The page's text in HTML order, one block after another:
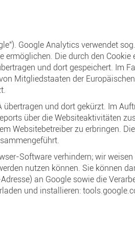
Google Analytics verwendet
Die durch den
und dort gespeichert. Im
Mitgliedstaaten der
und dort gekürzt. Im
über die Websiteaktivitäten
Websitebetreiber zu erbringen.
Software verhindern; wir
nutzen können. Sie können
an Google sowie die
und installieren: